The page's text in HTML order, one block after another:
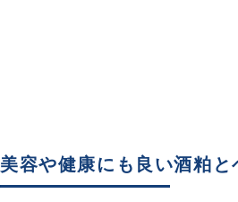
美容や健康にも良い酒粕